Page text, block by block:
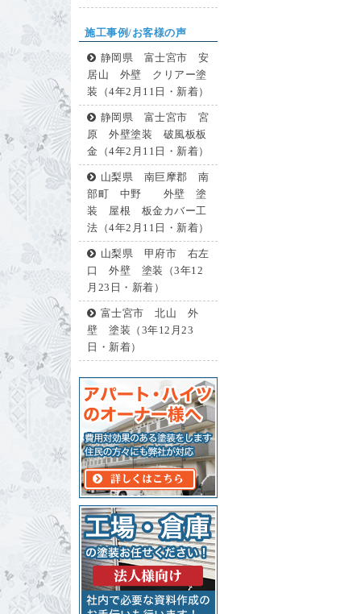
施工事例/お客様の声
静岡県 富士宮市 安
居山 外壁 クリアー塗
装（4年2月11日・新着）
静岡県 富士宮市 宮
原 外壁塗装 破風板板
金（4年2月11日・新着）
山梨県 南巨摩郡 南
部町 中野 外壁 塗
装 屋根 板金カバー工
法（4年2月11日・新着）
山梨県 甲府市 右左
口 外壁 塗装（3年12
月23日・新着）
富士宮市 北山 外
壁 塗装（3年12月23
日・新着）